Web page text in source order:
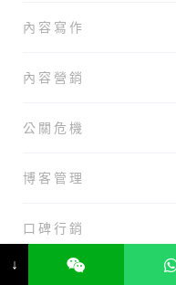
內容寫作
內容營銷
公關危機
博客管理
口碑行銷
↓